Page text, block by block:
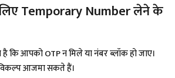
Temporary Number लेने के
कि आपको OTP न मिले या नंबर ब्लॉक हो जाए।
आजमा सकते हैं।